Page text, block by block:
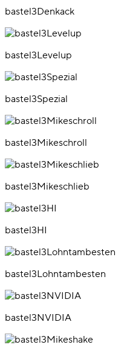
bastel3Denkack
bastel3Levelup
bastel3Spezial
bastel3Mikeschroll
bastel3Mikeschlieb
bastel3HI
bastel3Lohntambesten
bastel3NVIDIA